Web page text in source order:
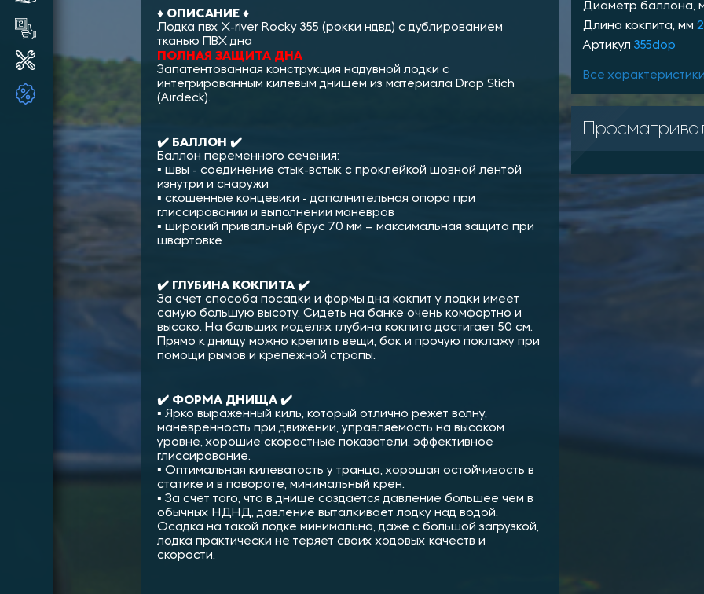
♦︎ ОПИСАНИЕ ♦︎
Лодка пвх X-river Rocky 355 (рокки ндвд) c дублированием
тканью ПВХ дна
ПОЛНАЯ ЗАЩИТА ДНА
Запатентованная конструкция надувной лодки с
интегрированным килевым днищем из материала Drop Stich
(Airdeck).
✔️ БАЛЛОН ✔️
Баллон переменного сечения:
▪︎ швы - соединение стык-встык с проклейкой шовной лентой
изнутри и снаружи
▪︎ скошенные концевики - дополнительная опора при
глиссировании и выполнении маневров
▪︎ широкий привальный брус 70 мм – максимальная защита при
швартовке
✔️ ГЛУБИНА КОКПИТА ✔️
За счет способа посадки и формы дна кокпит у лодки имеет
самую большую высоту. Сидеть на банке очень комфортно и
высоко. На больших моделях глубина кокпита достигает 50 см.
Прямо к днищу можно крепить вещи, бак и прочую поклажу при
помощи рымов и крепежной стропы.
✔️ ФОРМА ДНИЩА ✔️
▪︎ Ярко выраженный киль, который отлично режет волну,
маневренность при движении, управляемость на высоком
уровне, хорошие скоростные показатели, эффективное
глиссирование.
▪︎ Оптимальная килеватость у транца, хорошая остойчивость в
статике и в повороте, минимальный крен.
▪︎ За счет того, что в днище создается давление большее чем в
обычных НДНД, давление выталкивает лодку над водой.
Осадка на такой лодке минимальна, даже с большой загрузкой,
лодка практически не теряет своих ходовых качеств и
скорости.
Диаметр баллона,
Длина кокпита, мм
Артикул355dop
Все
Товары бывшие в употреблении
Ремонт и ТО ПЛМ
ТОВАРЫ ПО АКЦИИ!!